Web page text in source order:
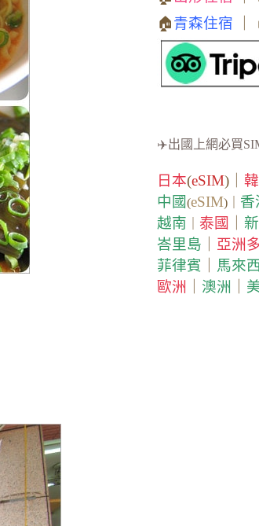
🏠青森住宿 ｜
✈️出國上網必買
日本(eSIM)｜
中國(eSIM)｜ 香
越南
泰國
峇里島
亞洲
菲律賓
馬來
歐洲
澳洲